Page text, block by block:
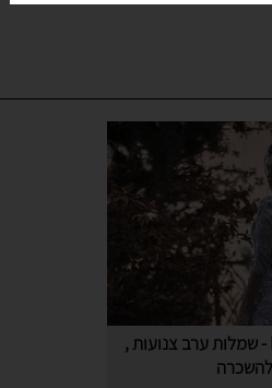
אלה לי , ELALI - שמלות ערב צנועות ,
להשכרה